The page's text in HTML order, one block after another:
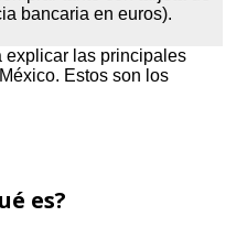
bancaria en euros).
explicar las principales
Estos son los
es?